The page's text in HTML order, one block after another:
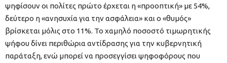
ψηφίσουν οι πολίτες πρώτο έρχεται η «προοπτική» με 54%,
δεύτερο η «ανησυχία για την ασφάλεια» και ο «θυμός»
βρίσκεται μόλις στο 11%. Το χαμηλό ποσοστό τιμωρητικής
ψήφου δίνει περιθώρια αντίδρασης για την κυβερνητική
παράταξη, ενώ μπορεί να προσεγγίσει ψηφοφόρους που